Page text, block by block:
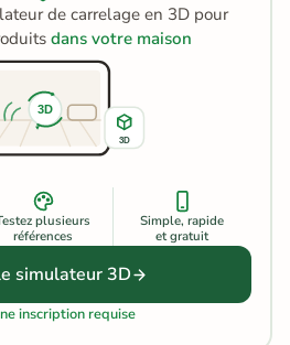
de carrelage en 3D pour
dans votre maison
3D
3D
plusieurs
références
Simple, rapide
et gratuit
simulateur 3D
inscription requise